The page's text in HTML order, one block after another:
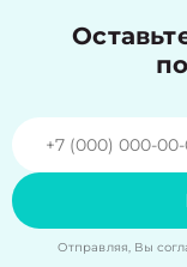
Отправляя, Вы